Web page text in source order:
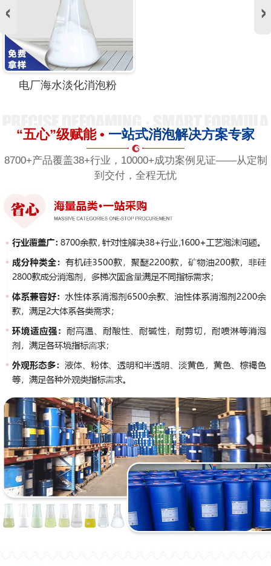
电厂海水淡化消泡粉
“五心”级赋能 • 一站式消泡解决方案专家
8700+产品覆盖38+行业，10000+成功案例见证——从定制
到交付，全程无忧